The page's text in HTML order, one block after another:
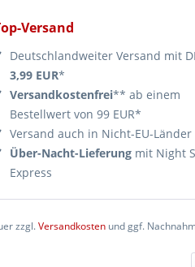
Versand
Deutschlandweiter Versand mit
3,99 EUR*
Versandkostenfrei** ab einem
Bestellwert von 99 EUR*
Versand auch in Nicht-EU-Länder
Über-Nacht-Lieferung mit Night
Express
zzgl.Versandkosten und ggf.